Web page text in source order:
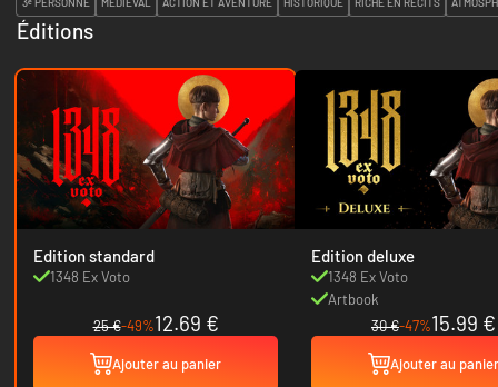
Éditions
Edition standard
1348 Ex Voto
25 €-49%12.69 €
Ajouter au panier
Edition deluxe
1348 Ex Voto
Artbook
30 €-47%15.99 €
Ajouter au panier